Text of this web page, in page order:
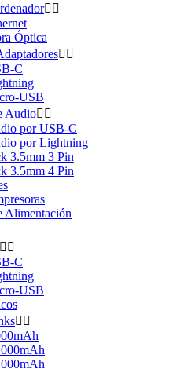
 
Óptica
 
C
USB
Audio 
por USB-C
por Lightning
3.5mm 3 Pin
3.5mm 4 Pin
Alimentación
 
C
USB
 